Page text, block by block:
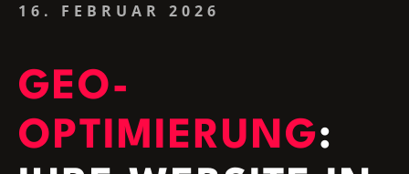
16. FEBRUAR 2026
GEO-
OPTIMIERUNG: